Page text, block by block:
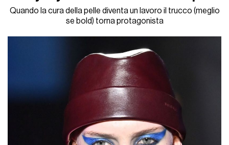
Quando la cura della pelle diventa un lavoro il trucco (meglio
se bold) torna protagonista